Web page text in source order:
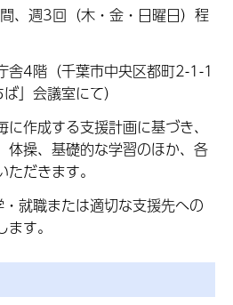
、週3回（木・金・日曜日）程
舎4階（千葉市中央区都町2-1-1
」会議室にて）
作成する支援計画に基づき、
体操、基礎的な学習のほか、各
だきます。
就職または適切な支援先への
す。